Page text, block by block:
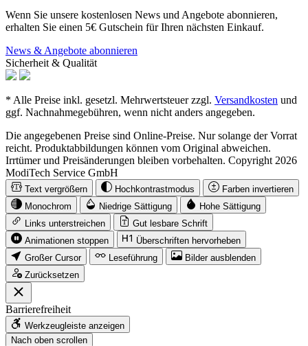
Wenn Sie unsere kostenlosen News und Angebote abonnieren,
erhalten Sie einen 5€ Gutschein für Ihren nächsten Einkauf.
News & Angebote abonnieren
Sicherheit & Qualität
* Alle Preise inkl. gesetzl. Mehrwertsteuer zzgl. Versandkosten und
ggf. Nachnahmegebühren, wenn nicht anders angegeben.
Die angegebenen Preise sind Online-Preise. Nur solange der Vorrat
reicht. Produktabbildungen können vom Original abweichen.
Irrtümer und Preisänderungen bleiben vorbehalten. Copyright 2026
ModiTech Service GmbH
Text vergrößern Hochkontrastmodus
Farben invertieren
Monochrom
Niedrige Sättigung
Hohe Sättigung
Links unterstreichen
Gut lesbare Schrift
Animationen stoppen
Überschriften hervorheben
Großer Cursor
Leseführung
Bilder ausblenden
Zurücksetzen
Barrierefreiheit
Werkzeugleiste anzeigen
Nach oben scrollen